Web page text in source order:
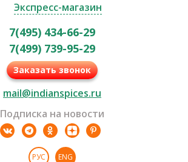
Экспресс-магазин
7(495) 434-66-29
7(499) 739-95-29
Заказать звонок
mail@indianspices.ru
Подписка на новости
РУС ENG